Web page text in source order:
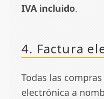
IVA incluido.
4. Factura
Todas las
electrónica a